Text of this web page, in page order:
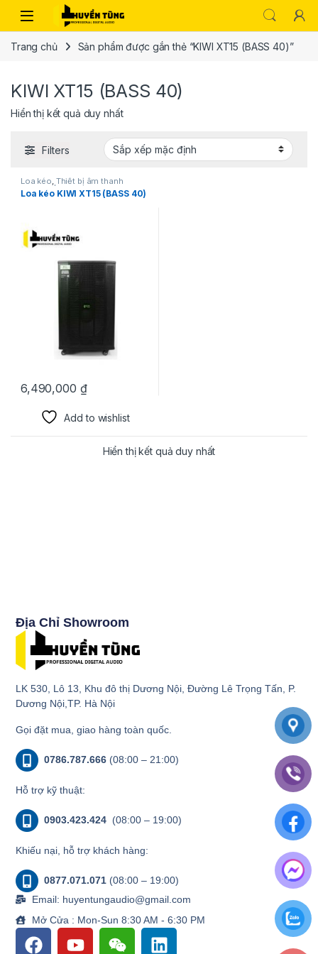
Trang chủ Sản phẩm được gắn thẻ “KIWI XT15 (BASS 40)”
KIWI XT15 (BASS 40)
Hiển thị kết quả duy nhất
Filters
Loa kéo Thiết bị âm thanh
karaoke | KTV
Loa kéo KIWI XT15 (BASS 40)
6,490,000 ₫
Add to wishlist
Hiển thị kết quả duy nhất
Địa Chỉ Showroom
LK 530, Lô 13, Khu đô thị Dương Nội, Đường Lê Trọng Tấn, P.
Dương Nội,TP. Hà Nội
Gọi đặt mua, giao hàng toàn quốc.
0786.787.666 (08:00 – 21:00)
Hỗ trợ kỹ thuật:
0903.423.424 (08:00 – 19:00)
Khiếu nại, hỗ trợ khách hàng:
0877.071.071 (08:00 – 19:00)
Email: huyentungaudio@gmail.com
Mở Cửa : Mon-Sun 8:30 AM - 6:30 PM